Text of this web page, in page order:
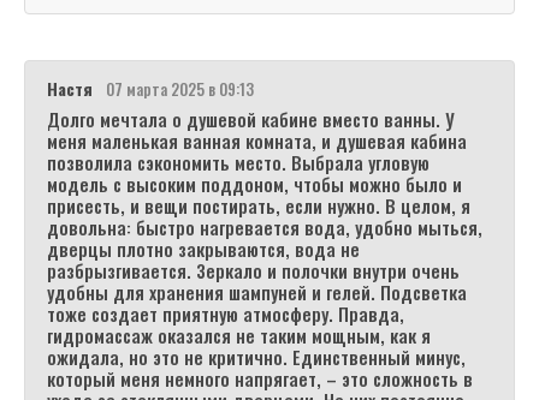
Настя 07 марта 2025 в 09:13
Долго мечтала о душевой кабине вместо ванны. У
меня маленькая ванная комната, и душевая кабина
позволила сэкономить место. Выбрала угловую
модель с высоким поддоном, чтобы можно было и
присесть, и вещи постирать, если нужно. В целом, я
довольна: быстро нагревается вода, удобно мыться,
дверцы плотно закрываются, вода не
разбрызгивается. Зеркало и полочки внутри очень
удобны для хранения шампуней и гелей. Подсветка
тоже создает приятную атмосферу. Правда,
гидромассаж оказался не таким мощным, как я
ожидала, но это не критично. Единственный минус,
который меня немного напрягает, – это сложность в